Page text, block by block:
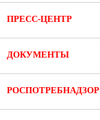
ПРЕСС-ЦЕНТР
ДОКУМЕНТЫ
РОСПОТРЕБНАДЗОР